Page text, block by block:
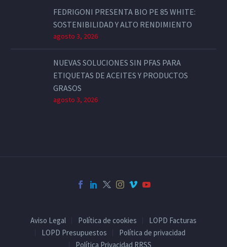
FEDRIGONI PRESENTA BIO PE 85 WHITE:
SOSTENIBILIDAD Y ALTO RENDIMIENTO
agosto 3, 2026
NUEVAS SOLUCIONES SIN PFAS PARA
ETIQUETAS DE ACEITES Y PRODUCTOS
GRASOS
agosto 3, 2026
Aviso Legal Política de cookies
LOPD Facturas
LOPD Presupuestos
Política de privacidad
Política Privacidad RRSS